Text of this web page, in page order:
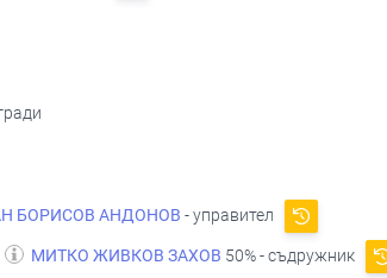
БОРИСОВ АНДОНОВ - управител
МИТКО ЖИВКОВ ЗАХОВ 50% - съдружник